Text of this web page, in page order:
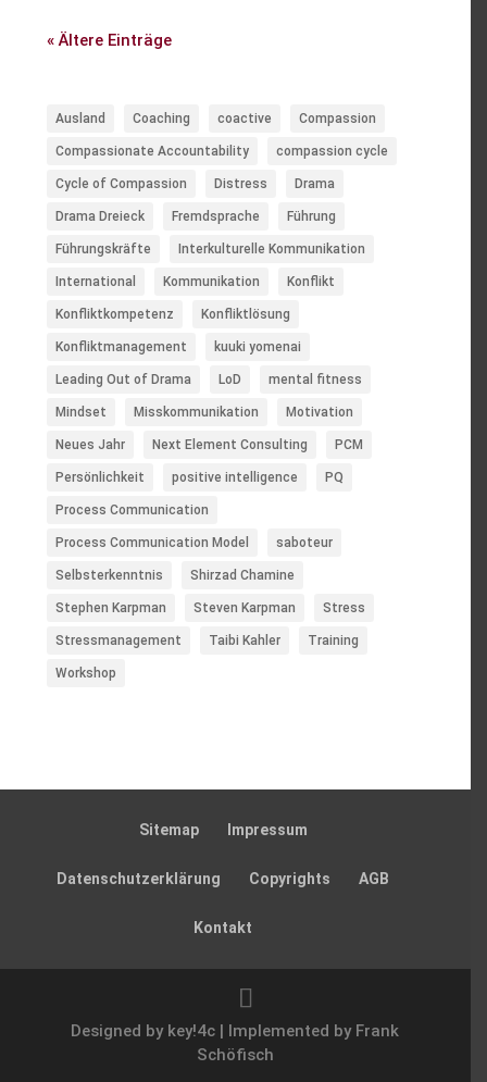
« Ältere Einträge
Ausland Coaching coactive Compassion
Compassionate Accountability compassion cycle
Cycle of Compassion Distress Drama
Drama Dreieck Fremdsprache Führung
Führungskräfte Interkulturelle Kommunikation
International Kommunikation Konflikt
Konfliktkompetenz Konfliktlösung
Konfliktmanagement kuuki yomenai
Leading Out of Drama LoD mental fitness
Mindset Misskommunikation Motivation
Neues Jahr Next Element Consulting PCM
Persönlichkeit positive intelligence PQ
Process Communication
Process Communication Model saboteur
Selbsterkenntnis Shirzad Chamine
Stephen Karpman Steven Karpman Stress
Stressmanagement Taibi Kahler Training
Workshop
Sitemap Impressum
Daten­schutz­er­klä­rung Copyrights AGB
Kontakt
Designed by key!4c | Implemented by Frank
Schöfisch